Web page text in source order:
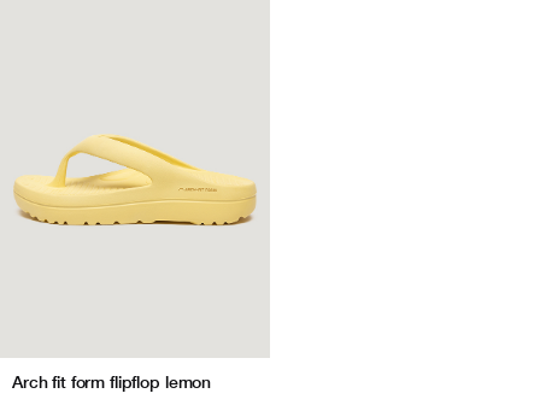
Arch fit form flipflop lemon